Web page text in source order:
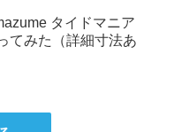
タイドマニア
てみた（詳細寸法あ